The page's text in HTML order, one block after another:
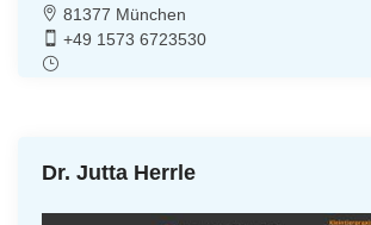
81377 München
+49 1573 6723530
Dr. Jutta Herrle